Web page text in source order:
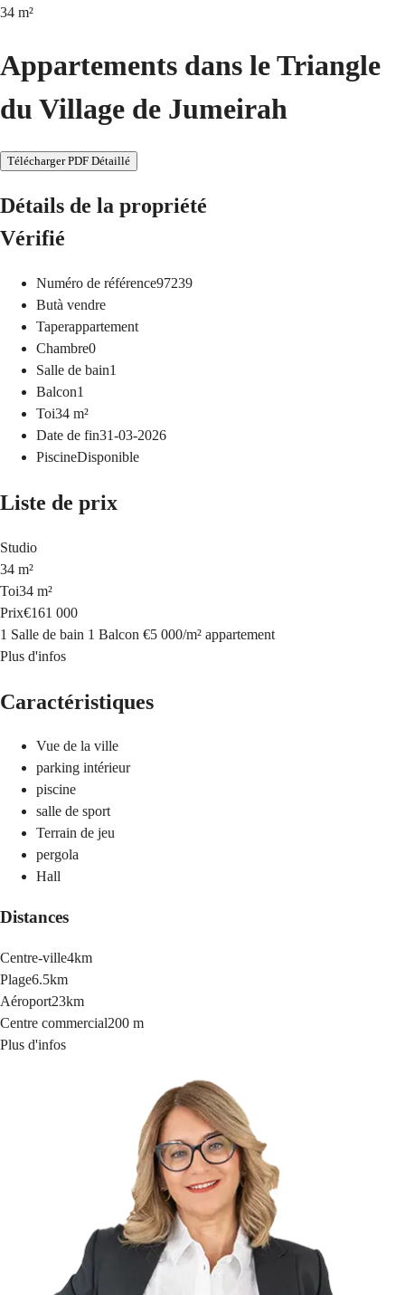
34 m²
Appartements dans le Triangle
du Village de Jumeirah
Télécharger PDF Détaillé
Détails de la propriété
Vérifié
Numéro de référence97239
Butà vendre
Taperappartement
Chambre0
Salle de bain1
Balcon1
Toi34 m²
Date de fin31-03-2026
PiscineDisponible
Liste de prix
Studio
34 m²
Toi34 m²
Prix€161 000
1 Salle de bain 1 Balcon €5 000/m² appartement
Plus d'infos
Caractéristiques
Vue de la ville
parking intérieur
piscine
salle de sport
Terrain de jeu
pergola
Hall
Distances
Centre-ville4km
Plage6.5km
Aéroport23km
Centre commercial200 m
Plus d'infos